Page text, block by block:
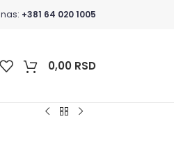
+381 64 020 1005
0,00 RSD